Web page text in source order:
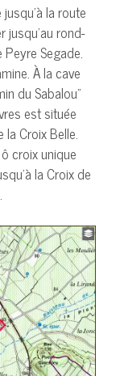
la route
jusqu’au rond-
Segade.
À la cave
du Sabalou”
est située
Croix Belle.
croix unique
la Croix de